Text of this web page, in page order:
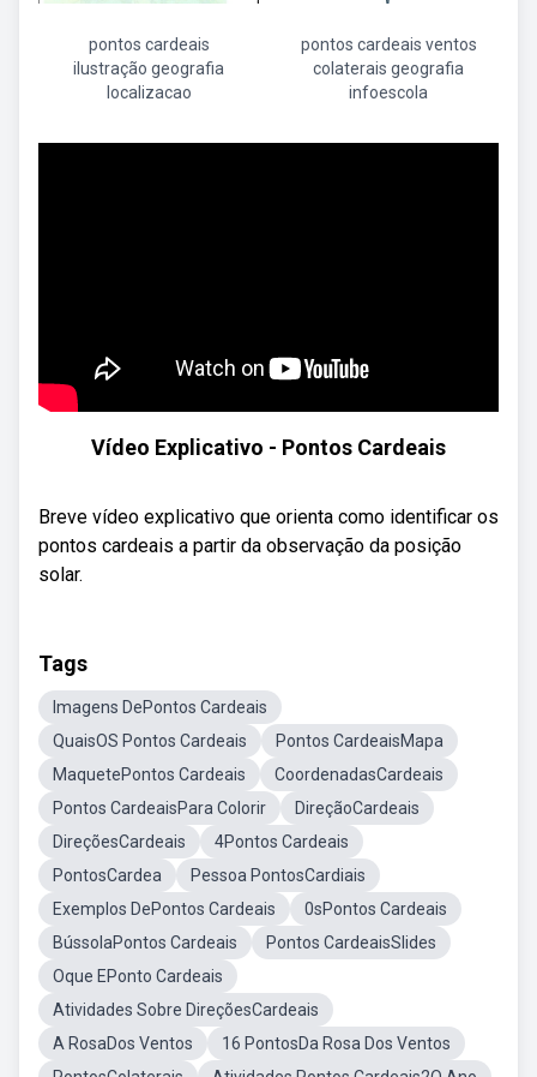
pontos cardeais
ilustração geografia
localizacao
pontos cardeais ventos
colaterais geografia
infoescola
Vídeo Explicativo - Pontos Cardeais
Breve vídeo explicativo que orienta como identificar os
pontos cardeais a partir da observação da posição
solar.
Tags
Imagens DePontos Cardeais
QuaisOS Pontos Cardeais
Pontos CardeaisMapa
MaquetePontos Cardeais
CoordenadasCardeais
Pontos CardeaisPara Colorir
DireçãoCardeais
DireçõesCardeais
4Pontos Cardeais
PontosCardea
Pessoa PontosCardiais
Exemplos DePontos Cardeais
0sPontos Cardeais
BússolaPontos Cardeais
Pontos CardeaisSlides
Oque EPonto Cardeais
Atividades Sobre DireçõesCardeais
A RosaDos Ventos
16 PontosDa Rosa Dos Ventos